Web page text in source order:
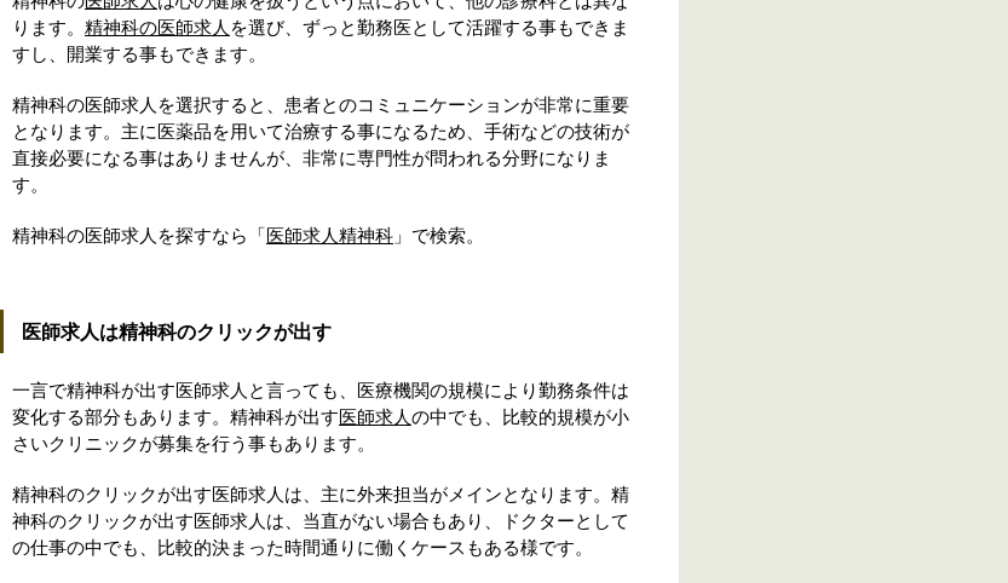
ります。 精神科の医師求人 を選び、ずっと勤務医として活躍する事もできま
すし、開業する事もできます。
精神科の医師求人を選択すると、患者とのコミュニケーションが非常に重要
となります。主に医薬品を用いて治療する事になるため、手術などの技術が
直接必要になる事はありませんが、非常に専門性が問われる分野になりま
す。
精神科の医師求人を探すなら「 医師求人精神科 」で検索。
医師求人は精神科のクリックが出す
一言で精神科が出す医師求人と言っても、医療機関の規模により勤務条件は
変化する部分もあります。精神科が出す 医師求人の中でも、比較的規模が小
さいクリニックが募集を行う事もあります。
精神科のクリックが出す医師求人は、主に外来担当がメインとなります。精
神科のクリックが出す医師求人は、当直がない場合もあり、ドクターとして
の仕事の中でも、比較的決まった時間通りに働くケースもある様です。